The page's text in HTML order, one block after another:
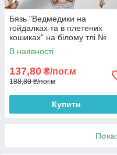
Бязь "Ведмедики на
гойдалках та в плетених
кошиках" на білому тлі №
Е-3518
В наявності
137,80 ₴/пог.м
188,80 ₴/пог.м
Купити